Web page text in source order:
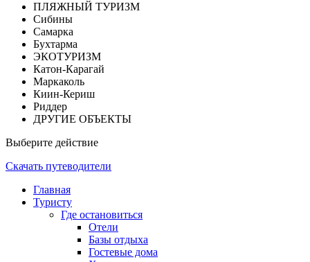
ПЛЯЖНЫЙ ТУРИЗМ
Сибины
Самарка
Бухтарма
ЭКОТУРИЗМ
Катон-Карагай
Маркаколь
Киин-Кериш
Риддер
ДРУГИЕ ОБЪЕКТЫ
Выберите действие
Скачать путеводители
Главная
Туристу
Где остановиться
Отели
Базы отдыха
Гостевые дома